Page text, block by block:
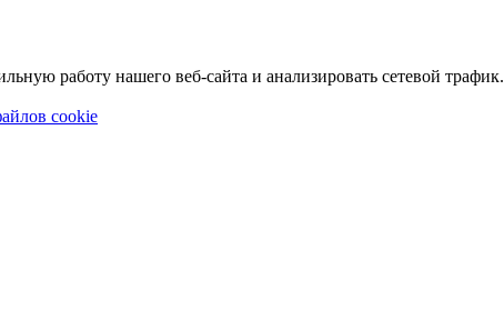
работу нашего веб-сайта и анализировать сетевой трафик.
cookie